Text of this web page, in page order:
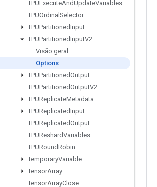
TPUExecuteAndUpdateVariables
TPUOrdinal Selector
TPUPartitionedInput
TPUPartitionedInputV2
Visão geral
Options
TPUPartitionedOutput
TPUPartitionedOutputV2
TPUReplicateMetadata
TPUReplicatedInput
TPUReplicatedOutput
TPUReshardVariables
TPURoundRobin
TemporaryVariable
TensorArray
TensorArrayClose